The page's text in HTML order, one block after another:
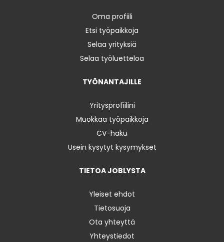
Oma profiili
Etsi työpaikkoja
Selaa yrityksiä
Selaa työluetteloa
TYÖNANTAJILLE
Yritysprofiilini
Muokkaa työpaikkoja
CV-haku
Usein kysytyt kysymykset
TIETOA JOBLYSTA
Yleiset ehdot
Tietosuoja
Ota yhteyttä
Yhteystiedot